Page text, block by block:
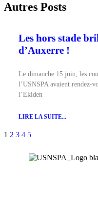
Autres Posts
Les hors stade
d’Auxerre !
Le dimanche 15 juin, les
l’USNSPA avaient rendez-
l’Ekiden
LIRE LA SUITE...
1 2 3 4 5